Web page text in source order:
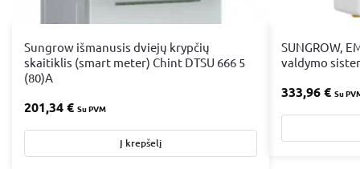
Sungrow išmanusis dviejų krypčių
skaitiklis (smart meter) Chint DTSU 666 5
(80)A
201,34€ Su PVM
Į krepšelį
SUNGROW,
valdymo
333,96€ Su